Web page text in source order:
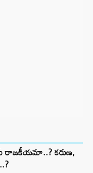
రాజకీయమా..? కరుణ,